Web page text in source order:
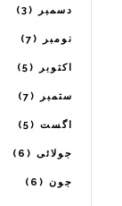
دسمبر 3
نومبر 7
اکتوبر 5
ستمبر 7
اگست 5
جولائی 6
جون 6